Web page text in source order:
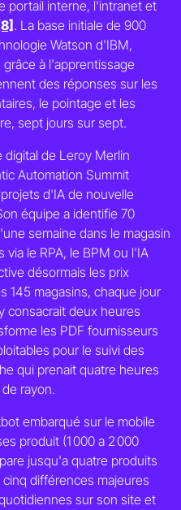
portail interne, l'intranet et
. La base initiale de 900
Watson d'IBM,
à l'apprentissage
des réponses sur les
le pointage et les
sept jours sur sept.
de Leroy Merlin
Automation Summit
d'IA de nouvelle
équipe a identifie 70
semaine dans le magasin
le RPA, le BPM ou l'IA
désormais les prix
145 magasins, chaque jour
consacrait deux heures
les PDF fournisseurs
pour le suivi des
qui prenait quatre heures
rayon.
embarqué sur le mobile
produit (1 000 a 2 000
jusqu'a quatre produits
différences majeures
sur son site et